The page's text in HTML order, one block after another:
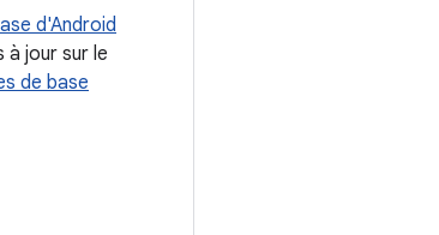
d'Android
à jour sur le
de base